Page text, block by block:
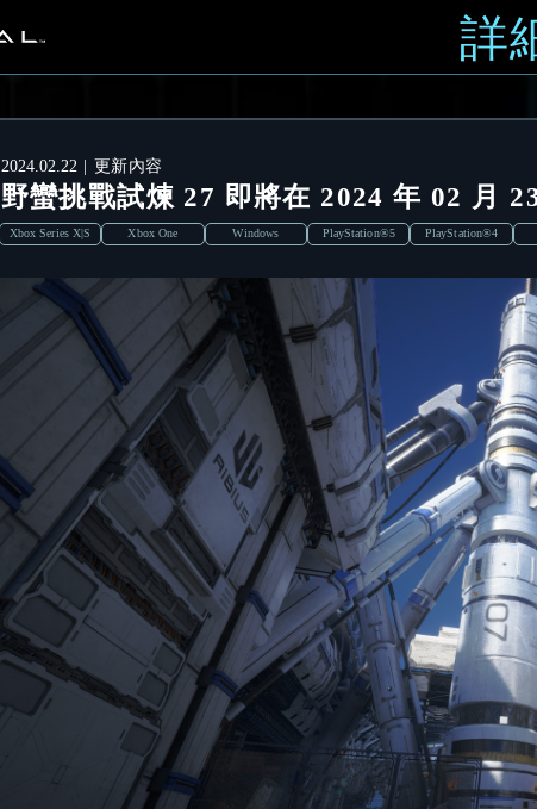
詳
2024.02.22 更新內容
野蠻挑戰試煉 27 即將在 2024 年 02 月
Xbox Series X|S Xbox One Windows PlayStation®5 PlayStation®4